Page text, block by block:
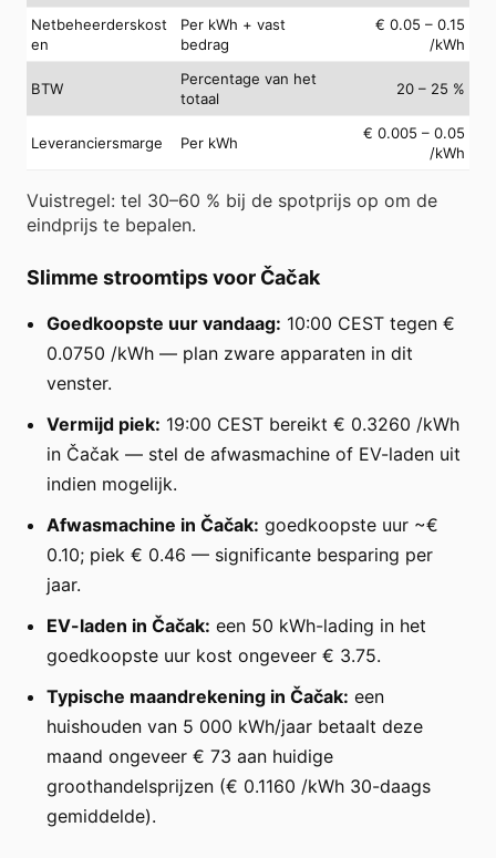
Netbeheerderskost
en
Per kWh + vast
bedrag
€ 0.05 – 0.15
/kWh
BTW
Percentage van het
totaal
20 – 25 %
Leveranciersmarge Per kWh
€ 0.005 – 0.05
/kWh
Vuistregel: tel 30–60 % bij de spotprijs op om de
eindprijs te bepalen.
Slimme stroomtips voor Čačak
Goedkoopste uur vandaag: 10:00 CEST tegen €
0.0750 /kWh — plan zware apparaten in dit
venster.
Vermijd piek: 19:00 CEST bereikt € 0.3260 /kWh
in Čačak — stel de afwasmachine of EV-laden uit
indien mogelijk.
Afwasmachine in Čačak: goedkoopste uur ~€
0.10; piek € 0.46 — significante besparing per
jaar.
EV-laden in Čačak: een 50 kWh-lading in het
goedkoopste uur kost ongeveer € 3.75.
Typische maandrekening in Čačak: een
huishouden van 5 000 kWh/jaar betaalt deze
maand ongeveer € 73 aan huidige
groothandelsprijzen (€ 0.1160 /kWh 30-daags
gemiddelde).